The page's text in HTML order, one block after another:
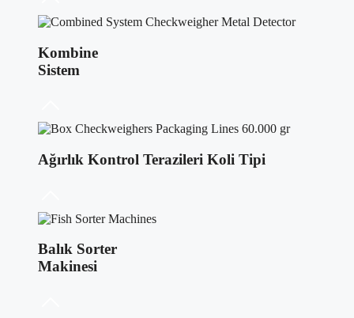
Kombine
Sistem
Ağırlık Kontrol Terazileri Koli Tipi
Balık Sorter
Makinesi